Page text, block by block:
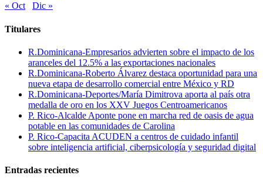
« Oct
Dic »
Titulares
R.Dominicana-Empresarios advierten sobre el impacto de los
aranceles del 12.5% a las exportaciones nacionales
R.Dominicana-Roberto Álvarez destaca oportunidad para una
nueva etapa de desarrollo comercial entre México y RD
R.Dominicana-Deportes/María Dimitrova aporta al país otra
medalla de oro en los XXV Juegos Centroamericanos
P. Rico-Alcalde Aponte pone en marcha red de oasis de agua
potable en las comunidades de Carolina
P. Rico-Capacita ACUDEN a centros de cuidado infantil
sobre inteligencia artificial, ciberpsicología y seguridad digital
Entradas recientes